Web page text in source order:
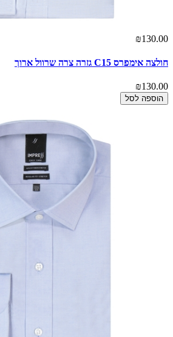
₪130.00
חולצה אימפרס C15 גזרה צרה שרוול ארוך
₪130.00
הוספה לסל